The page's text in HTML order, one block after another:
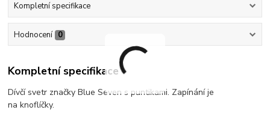
Kompletní specifikace
Hodnocení 0
Kompletní specifikace
Dívčí svetr značky Blue Seven s puntikami. Zapínání je
na knoflíčky.